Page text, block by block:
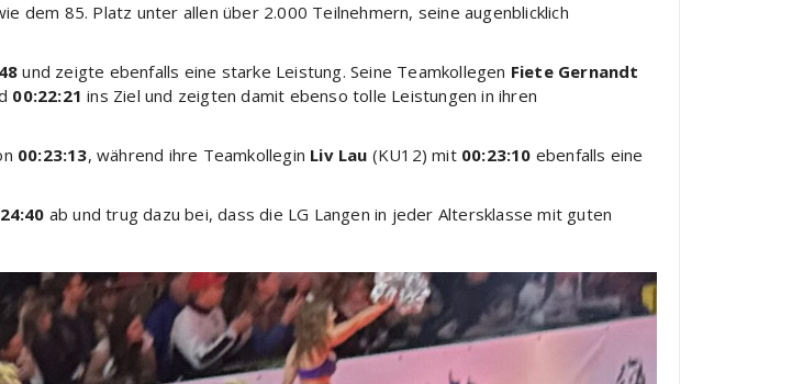
dem 85. Platz unter allen über 2.000 Teilnehmern, seine augenblicklich
und zeigte ebenfalls eine starke Leistung. Seine Teamkollegen Fiete Gernandt
00:22:21 ins Ziel und zeigten damit ebenso tolle Leistungen in ihren
00:23:13, während ihre Teamkollegin Liv Lau (KU12) mit 00:23:10 ebenfalls eine
ab und trug dazu bei, dass die LG Langen in jeder Altersklasse mit guten